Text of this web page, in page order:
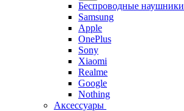
Беспроводные наушники
Samsung
Apple
OnePlus
Sony
Xiaomi
Realme
Google
Nothing
Аксессуары